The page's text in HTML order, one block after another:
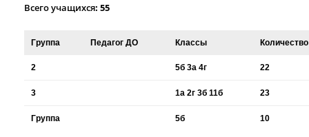
Всего учащихся: 55
Группа Педагог ДО Классы
2 5б 3а 4г 22
3 1а 2г 3б 11б 23
Группа 5б 10